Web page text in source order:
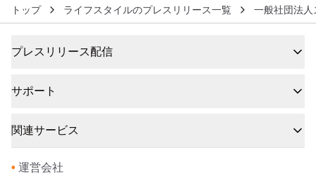
トップ ライフスタイルのプレスリリース一覧 一般社団法
プレスリリース配信
サポート
関連サービス
• 運営会社